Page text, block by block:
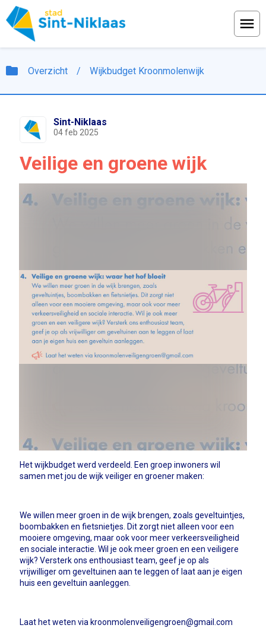
folder Overzicht / Wijkbudget Kroonmolenwijk
Sint-Niklaas
04 feb 2025
Veilige en groene wijk
Het wijkbudget werd verdeeld. Een groep inwoners wil
samen met jou de wijk veiliger en groener maken:
We willen meer groen in de wijk brengen, zoals geveltuintjes,
boombakken en fietsnietjes. Dit zorgt niet alleen voor een
mooiere omgeving, maar ook voor meer verkeersveiligheid
en sociale interactie. Wil je ook meer groen en een veiligere
wijk? Versterk ons enthousiast team, geef je op als
vrijwilliger om geveltuinen aan te leggen of laat aan je eigen
huis een geveltuin aanleggen.
Laat het weten via kroonmolenveiligengroen@gmail.com